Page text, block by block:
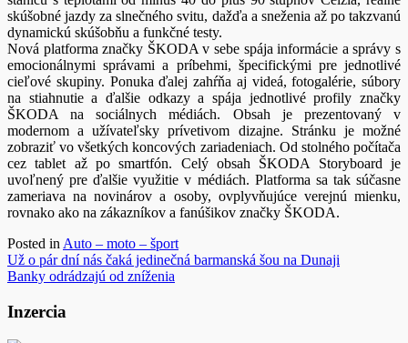
skúšobné jazdy za slnečného svitu, dažďa a sneženia až po takzvanú
dynamickú skúšobňu a funkčné testy.
Nová platforma značky ŠKODA v sebe spája informácie a správy s
emocionálnymi správami a príbehmi, špecifickými pre jednotlivé
cieľové skupiny. Ponuka ďalej zahŕňa aj videá, fotogalérie, súbory
na stiahnutie a ďalšie odkazy a spája jednotlivé profily značky
ŠKODA na sociálnych médiách. Obsah je prezentovaný v
modernom a užívateľsky prívetivom dizajne. Stránku je možné
zobraziť vo všetkých koncových zariadeniach. Od stolného počítača
cez tablet až po smartfón. Celý obsah ŠKODA Storyboard je
uvoľnený pre ďalšie využitie v médiách. Platforma sa tak súčasne
zameriava na novinárov a osoby, ovplyvňujúce verejnú mienku,
rovnako ako na zákazníkov a fanúšikov značky ŠKODA.
Posted in Auto – moto – šport
Navigácia
v
článku
Už o pár dní nás čaká jedinečná barmanská šou na Dunaji
Banky odrádzajú od zníženia
Inzercia